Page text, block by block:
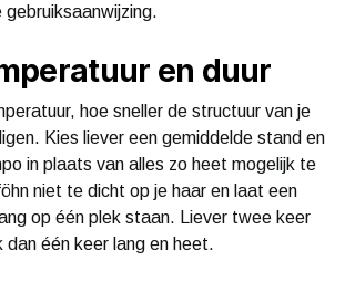
gebruiksaanwijzing.
en duur
hoe sneller de structuur van je
Kies liever een gemiddelde stand en
in plaats van alles zo heet mogelijk te
niet te dicht op je haar en laat een
op één plek staan. Liever twee keer
dan één keer lang en heet.